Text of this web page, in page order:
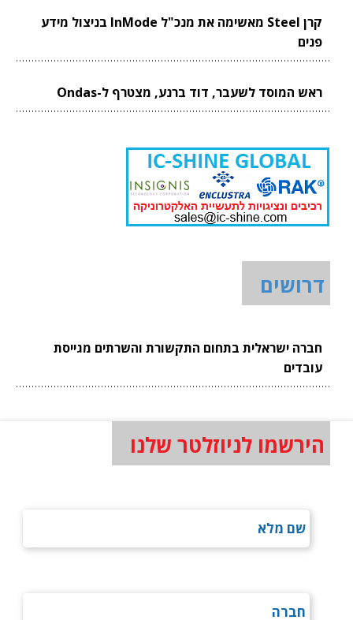
קרן Steel מאשימה את מנכ"ל InMode בניצול מידע
פנים
ראש המוסד לשעבר, דוד ברנע, מצטרף ל-Ondas
דרושים
חברה ישראלית בתחום התקשורת והשרתים מגייסת
עובדים
הירשמו לניוזלטר שלנו